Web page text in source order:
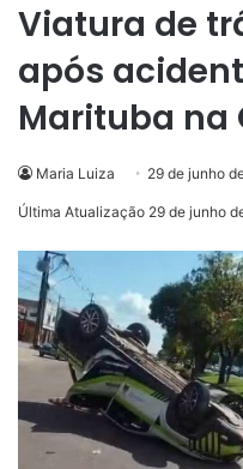
Viatura de
após
Marituba na
Maria Luiza 29 de junho
Última Atualização 29 de junho